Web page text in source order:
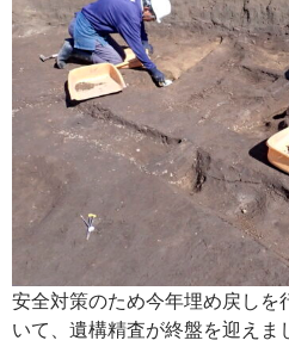
安全対策のため今年埋め戻しを
いて、遺構精査が終盤を迎えま